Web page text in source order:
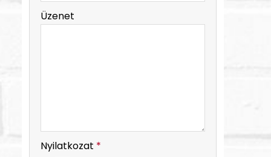
-
Üzenet
Nyilatkozat *